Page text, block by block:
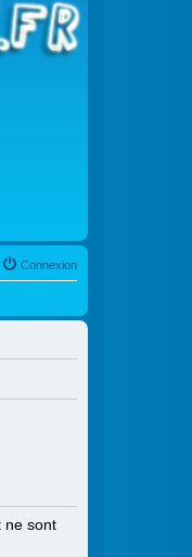
Connexion
ne sont